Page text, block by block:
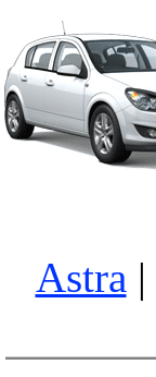
Astra |